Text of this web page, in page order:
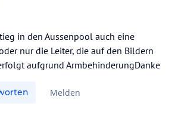
in den Aussenpool auch eine
nur die Leiter, die auf den Bildern
aufgrund ArmbehinderungDanke
Melden